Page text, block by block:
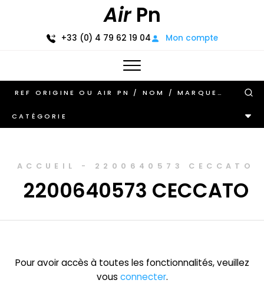
AirPn
+33 (0) 4 79 62 19 04 Mon compte
CATÉGORIE
ACCUEIL - 2200640573 CECCATO
2200640573 CECCATO
Pour avoir accès à toutes les fonctionnalités, veuillez
vous connecter.